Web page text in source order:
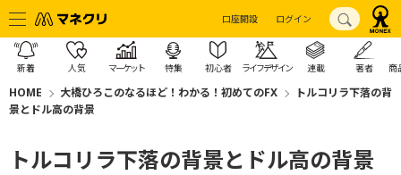
口座開設 ログイン
新着 人気 マーケット 特集 初心者 ライフデザイン 連載 著者 商
HOME 大橋ひろこのなるほど！わかる！初めてのFX
トルコリラ下落の背
景とドル高の背景
トルコリラ下落の背景とドル高の背景